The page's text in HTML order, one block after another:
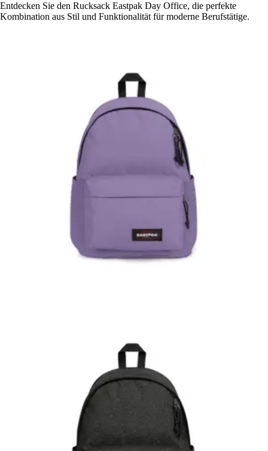
Entdecken Sie den Rucksack Eastpak Day Office, die perfekte
Kombination aus Stil und Funktionalität für moderne Berufstätige.